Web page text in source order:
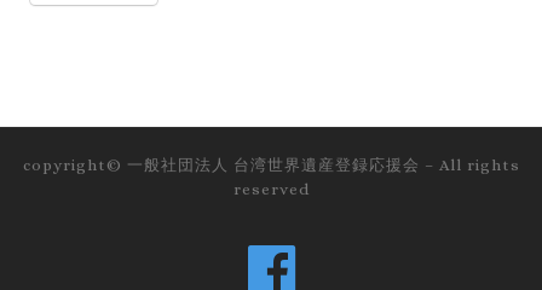
copyright© 一般社団法人 台湾世界遺産登録応援会 – All rights
reserved